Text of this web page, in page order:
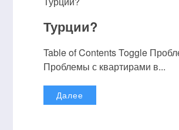
Турции?
Table of Contents Toggle
Проблемы с квартирами в...
Далее